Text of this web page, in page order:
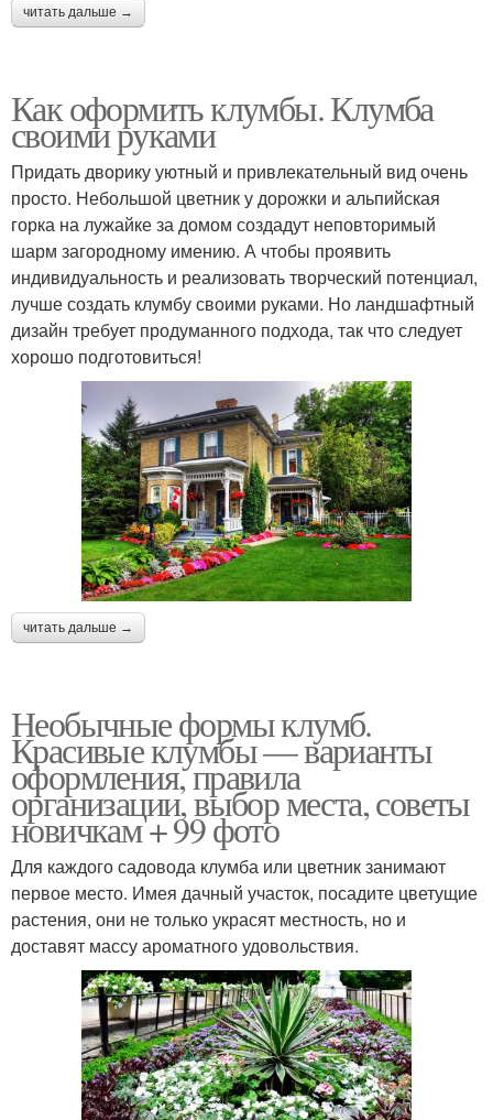
читать дальше →
Как оформить клумбы. Клумба
своими руками
Придать дворику уютный и привлекательный вид очень
просто. Небольшой цветник у дорожки и альпийская
горка на лужайке за домом создадут неповторимый
шарм загородному имению. А чтобы проявить
индивидуальность и реализовать творческий потенциал,
лучше создать клумбу своими руками. Но ландшафтный
дизайн требует продуманного подхода, так что следует
хорошо подготовиться!
читать дальше →
Необычные формы клумб.
Красивые клумбы — варианты
оформления, правила
организации, выбор места, советы
новичкам + 99 фото
Для каждого садовода клумба или цветник занимают
первое место. Имея дачный участок, посадите цветущие
растения, они не только украсят местность, но и
доставят массу ароматного удовольствия.